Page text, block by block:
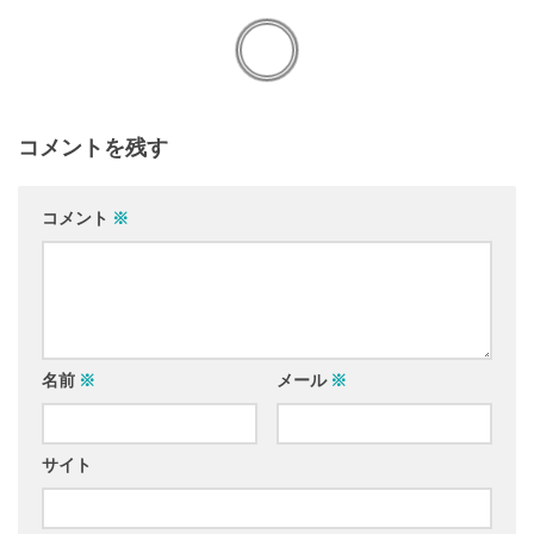
コメントを残す
コメント ※
名前 ※ メール ※
サイト